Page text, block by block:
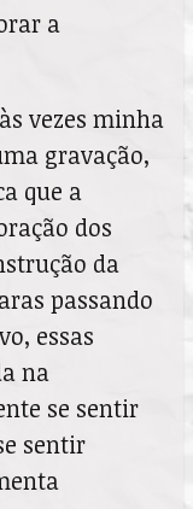
a
vezes minha
gravação,
que a
dos
da
passando
essas
na
se sentir
sentir